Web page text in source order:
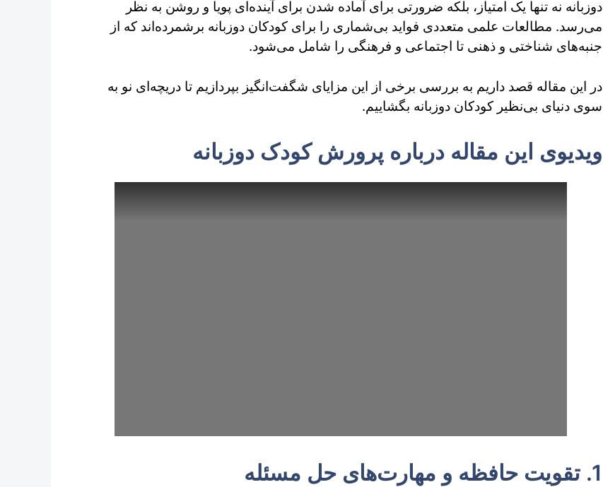
دوزبانه نه تنها یک امتیاز، بلکه ضرورتی برای آماده شدن برای آینده‌ای پویا و روشن به نظر
می‌رسد. مطالعات علمی متعددی فواید بی‌شماری را برای کودکان دوزبانه برشمرده‌اند که از
جنبه‌های شناختی و ذهنی تا اجتماعی و فرهنگی را شامل می‌شود.
در این مقاله قصد داریم به بررسی برخی از این مزایای شگفت‌انگیز بپردازیم تا دریچه‌ای نو به
سوی دنیای بی‌نظیر کودکان دوزبانه بگشاییم.
ویدیوی این مقاله درباره پرورش کودک دوزبانه
1. تقویت حافظه و مهارت‌های حل مسئله